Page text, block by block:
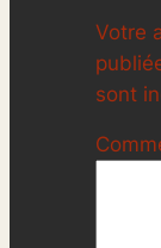
Votre
sont